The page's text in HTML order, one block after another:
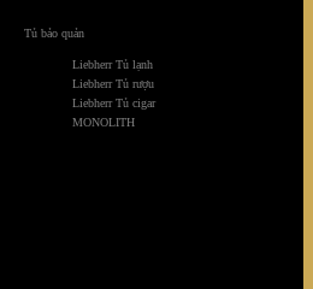
Tủ bảo quản
Liebherr Tủ lạnh
Liebherr Tủ rượu
Liebherr Tủ cigar
MONOLITH